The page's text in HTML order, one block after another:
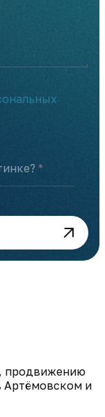
продвижению
Артёмовском и